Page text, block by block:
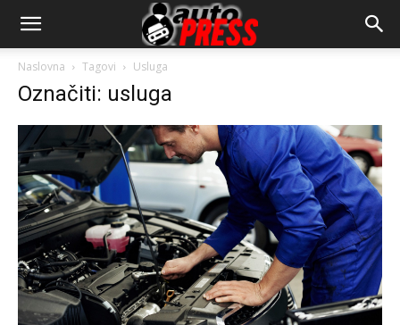
AutopressHR
Naslovna Tagovi Usluga
Označiti: usluga